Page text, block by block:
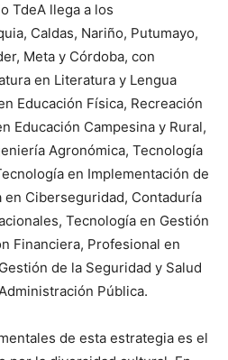
TdeA llega a los
Caldas, Nariño, Putumayo,
Meta y Córdoba, con
en Literatura y Lengua
Educación Física, Recreación
Educación Campesina y Rural,
Agronómica, Tecnología
en Implementación de
en Ciberseguridad, Contaduría
Tecnología en Gestión
Financiera, Profesional en
de la Seguridad y Salud
Pública.
de esta estrategia es el